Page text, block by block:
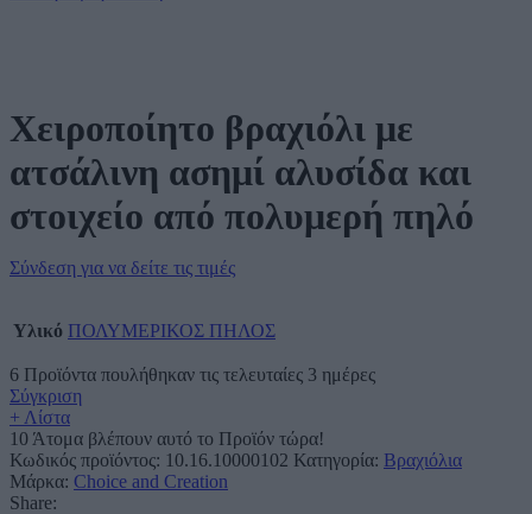
Χειροποίητο βραχιόλι με
ατσάλινη ασημί αλυσίδα και
στοιχείο από πολυμερή πηλό
Σύνδεση για να δείτε τις τιμές
Υλικό ΠΟΛΥΜΕΡΙΚΟΣ ΠΗΛΟΣ
6 Προϊόντα πουλήθηκαν τις τελευταίες 3 ημέρες
Σύγκριση
+ Λίστα
10 Άτομα βλέπουν αυτό το Προϊόν τώρα!
Κωδικός προϊόντος: 10.16.10000102 Κατηγορία: Βραχιόλια
Μάρκα: Choice and Creation
Share: